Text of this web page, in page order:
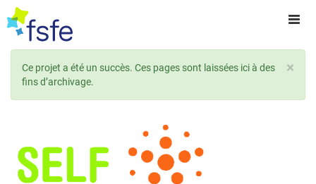
×
Ce projet a été un succès. Ces pages sont laissées ici à des
fins d’archivage.